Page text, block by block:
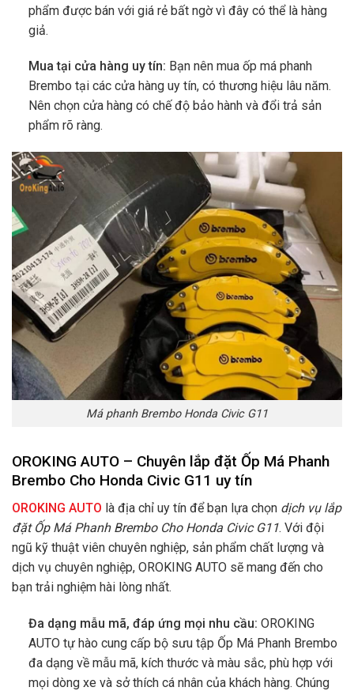
phẩm được bán với giá rẻ bất ngờ vì đây có thể là hàng
giả.
Mua tại cửa hàng uy tín: Bạn nên mua ốp má phanh
Brembo tại các cửa hàng uy tín, có thương hiệu lâu năm.
Nên chọn cửa hàng có chế độ bảo hành và đổi trả sản
phẩm rõ ràng.
Má phanh Brembo Honda Civic G11
OROKING AUTO – Chuyên lắp đặt Ốp Má Phanh
Brembo Cho Honda Civic G11 uy tín
OROKING AUTO là địa chỉ uy tín để bạn lựa chọn dịch vụ lắp
đặt Ốp Má Phanh Brembo Cho Honda Civic G11. Với đội
ngũ kỹ thuật viên chuyên nghiệp, sản phẩm chất lượng và
dịch vụ chuyên nghiệp, OROKING AUTO sẽ mang đến cho
bạn trải nghiệm hài lòng nhất.
Đa dạng mẫu mã, đáp ứng mọi nhu cầu: OROKING
AUTO tự hào cung cấp bộ sưu tập Ốp Má Phanh Brembo
đa dạng về mẫu mã, kích thước và màu sắc, phù hợp với
mọi dòng xe và sở thích cá nhân của khách hàng. Chúng